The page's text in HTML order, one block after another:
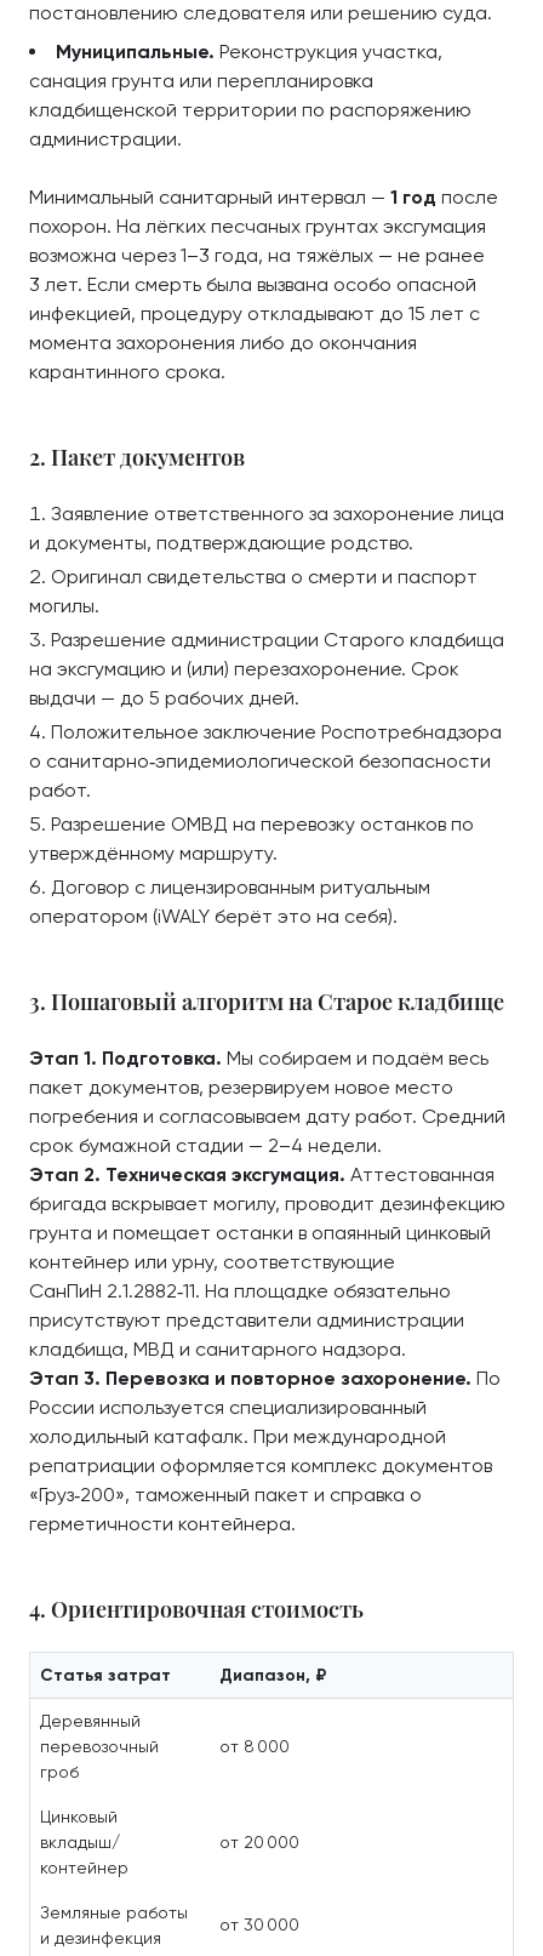
постановлению следователя или решению суда.
Муниципальные. Реконструкция участка,
санация грунта или перепланировка
кладбищенской территории по распоряжению
администрации.
Минимальный санитарный интервал — 1 год после
похорон. На лёгких песчаных грунтах эксгумация
возможна через 1–3 года, на тяжёлых — не ранее
3 лет. Если смерть была вызвана особо опасной
инфекцией, процедуру откладывают до 15 лет с
момента захоронения либо до окончания
карантинного срока.
2. Пакет документов
Заявление ответственного за захоронение лица
и документы, подтверждающие родство.
Оригинал свидетельства о смерти и паспорт
могилы.
Разрешение администрации Старого кладбища
на эксгумацию и (или) перезахоронение. Срок
выдачи — до 5 рабочих дней.
Положительное заключение Роспотребнадзора
о санитарно‑эпидемиологической безопасности
работ.
Разрешение ОМВД на перевозку останков по
утверждённому маршруту.
Договор с лицензированным ритуальным
оператором (iWALY берёт это на себя).
3. Пошаговый алгоритм на Старое кладбище
Этап 1. Подготовка. Мы собираем и подаём весь
пакет документов, резервируем новое место
погребения и согласовываем дату работ. Средний
срок бумажной стадии — 2–4 недели.
Этап 2. Техническая эксгумация. Аттестованная
бригада вскрывает могилу, проводит дезинфекцию
грунта и помещает останки в опаянный цинковый
контейнер или урну, соответствующие
СанПиН 2.1.2882‑11. На площадке обязательно
присутствуют представители администрации
кладбища, МВД и санитарного надзора.
Этап 3. Перевозка и повторное захоронение. По
России используется специализированный
холодильный катафалк. При международной
репатриации оформляется комплекс документов
«Груз‑200», таможенный пакет и справка о
герметичности контейнера.
4. Ориентировочная стоимость
Статья затрат Диапазон, ₽
Деревянный
перевозочный
гроб
от 8 000
Цинковый
вкладыш/
контейнер
от 20 000
Земляные работы
и дезинфекция
от 30 000